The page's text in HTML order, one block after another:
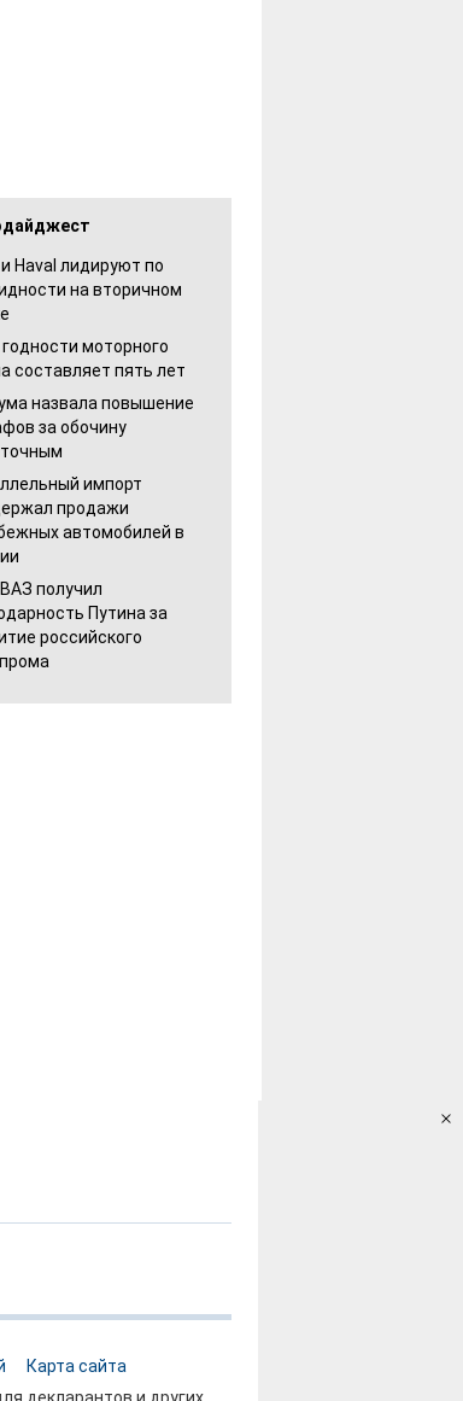
и Haval лидируют по
на вторичном
моторного
составляет пять лет
назвала повышение
за обочину
импорт
продажи
автомобилей в
получил
Путина за
российского
Карта сайта